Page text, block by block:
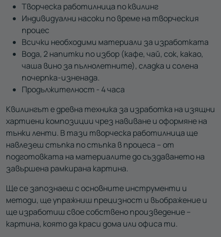
Творческа работилница по квилинг
Индивидуални насоки по време на творческия
процес
Всички необходими материали за изработката
Вода, 2 напитки по избор (кафе, чай, сок, какао,
чаша вино за пълнолетните), сладка и солена
почерпка-изненада.
Продължителност - 4 часа
Квилингът е древна техника за изработка на изящни
хартиени композиции чрез навиване и оформяне на
тънки ленти. В тази творческа работилница ще
навлезеш стъпка по стъпка в процеса – от
подготовката на материалите до създаването на
завършена рамкирана картина.
Ще се запознаеш с основните инструменти и
методи, ще упражниш прецизност и въображение и
ще изработиш свое собствено произведение –
картина, която да краси дома или офиса ти.